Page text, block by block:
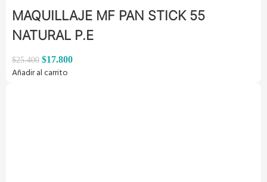
MAQUILLAJE MF PAN STICK 55
NATURAL P.E
$25.400 $17.800
Añadir al carrito